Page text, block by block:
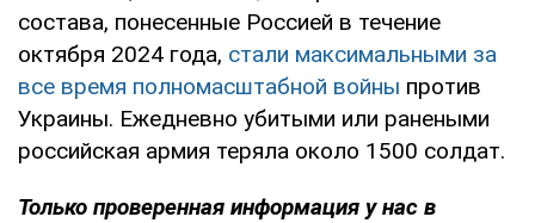
состава, понесенные Россией в течение
октября 2024 года, стали максимальными за
все время полномасштабной войны против
Украины. Ежедневно убитыми или ранеными
российская армия теряла около 1500 солдат.
Только проверенная информация у нас в